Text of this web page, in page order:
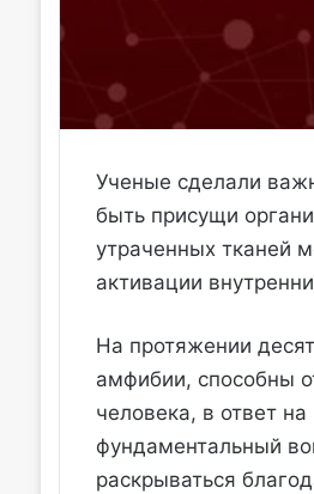
Ученые сделали
быть присущи
утраченных тканей
активации
На протяжении
амфибии, способны
человека, в ответ
фундаментальный
раскрываться